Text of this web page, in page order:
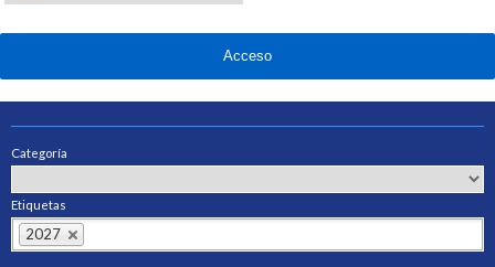
Acceso
Categoría
Etiquetas
2027